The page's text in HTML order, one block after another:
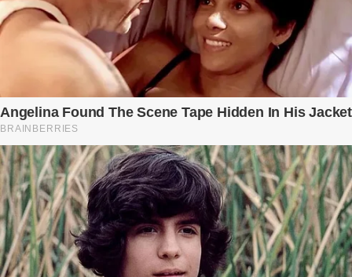
xuống bàn ly n...